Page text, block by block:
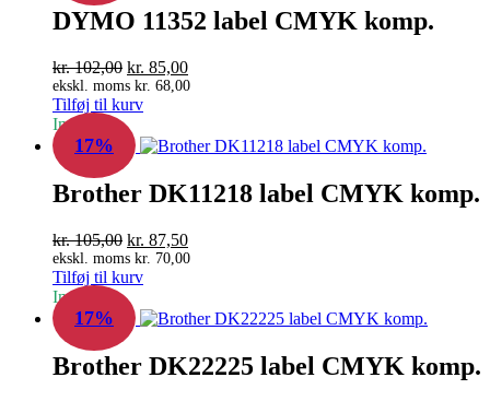
DYMO 11352 label CMYK komp.
kr.102,00 Den
oprindelige
pris
var:
kr. 102,00.
kr. 85,00Den
aktuelle
kr. 85,00.
ekskl. moms kr. 68,00
Tilføj til kurv
In Stock
17%
Brother DK11218 label CMYK komp.
kr.105,00 Den
oprindelige
pris
var:
kr. 105,00.
kr. 87,50Den
aktuelle
kr. 87,50.
ekskl. moms kr. 70,00
Tilføj til kurv
In Stock
17%
Brother DK22225 label CMYK komp.